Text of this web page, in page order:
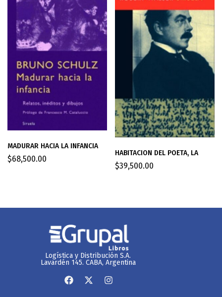
MADURAR HACIA LA INFANCIA
$68,500.00
HABITACION DEL POETA, LA
$39,500.00
Logística y Distribución S.A.
Lavardén 145. CABA, Argentina